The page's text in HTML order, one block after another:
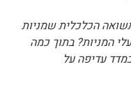
הכלכלית שמניות
המניות? בתוך כמה
עדיפה על